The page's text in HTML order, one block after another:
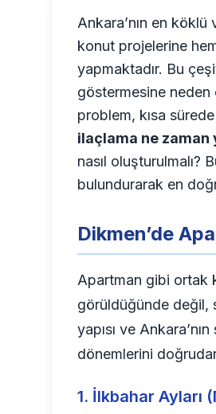
Ankara’nın en
konut projelerine
yapmaktadır. Bu
göstermesine
problem, kısa
ilaçlama ne zaman
nasıl oluşturulmalı?
bulundurarak en
Dikmen’de
Apartman gibi ortak
görüldüğünde değil,
yapısı ve
dönemlerini
1. İlkbahar Ayları